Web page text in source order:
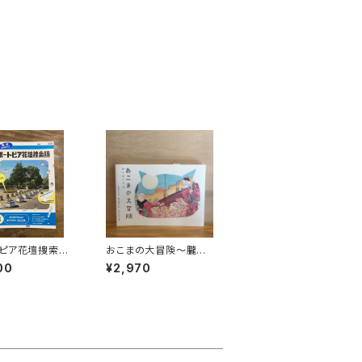
ア花壇捜索隊v
おこまの大冒険〜朧月
猫の草紙〜
¥2,970